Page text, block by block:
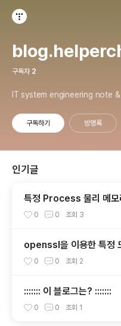
구독자 2
IT system engineering note
구독하기 방명록
인기글
특정 Process 물리 메모
0 0 조회 3
openssl을 이용한 특정
료일자 확인
0 0 조회 2
::::::: 이 블로그는? :::::::
0 0 조회 1